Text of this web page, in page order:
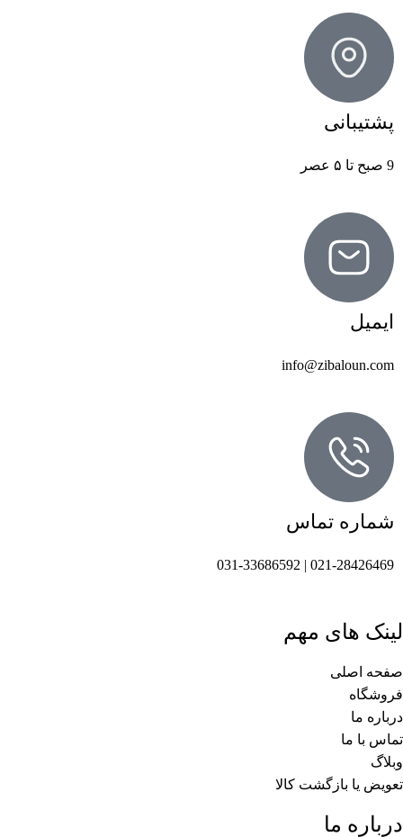
پشتیبانی
9 صبح تا ۵ عصر
ایمیل
info@zibaloun.com
شماره تماس
021-28426469 | 031-33686592
لینک های مهم
صفحه اصلی
فروشگاه
درباره ما
تماس با ما
وبلاگ
تعویض یا بازگشت کالا
درباره ما